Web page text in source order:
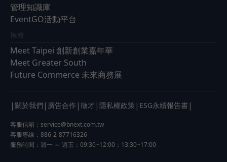
管理知識庫
EventGO活動平台
展會
Meet Taipei 創新創業嘉年華
Meet Greater South
Future Commerce 未來商務展
| 關於我們 | 廣告合作 | 徵才 | 隱私權政策 | ESG永續報告書 |
客服信箱： service@bnext.com.tw
客服專線：886-2-87716326
服務時間：週一 ～ 週五：09:30~12:00；13:30~17:00